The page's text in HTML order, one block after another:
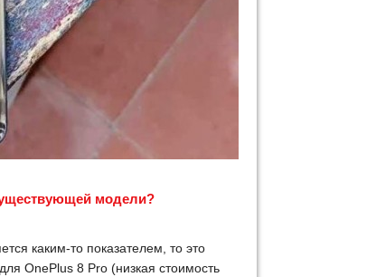
модели?
каким-то показателем, то это
OnePlus 8 Pro (низкая стоимость